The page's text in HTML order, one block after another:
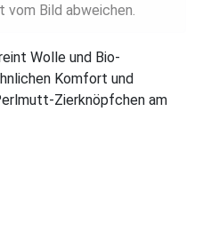
vom Bild abweichen.
Wolle und Bio-
Komfort und
Zierknöpfchen am